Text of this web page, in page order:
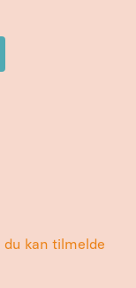
kan tilmelde